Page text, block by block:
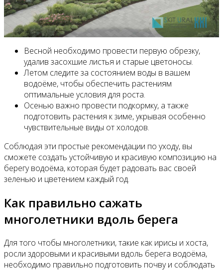
Весной необходимо провести первую обрезку,
удалив засохшие листья и старые цветоносы.
Летом следите за состоянием воды в вашем
водоёме, чтобы обеспечить растениям
оптимальные условия для роста.
Осенью важно провести подкормку, а также
подготовить растения к зиме, укрывая особенно
чувствительные виды от холодов.
Соблюдая эти простые рекомендации по уходу, вы
сможете создать устойчивую и красивую композицию на
берегу водоёма, которая будет радовать вас своей
зеленью и цветением каждый год.
Как правильно сажать
многолетники вдоль берега
Для того чтобы многолетники, такие как ирисы и хоста,
росли здоровыми и красивыми вдоль берега водоёма,
необходимо правильно подготовить почву и соблюдать